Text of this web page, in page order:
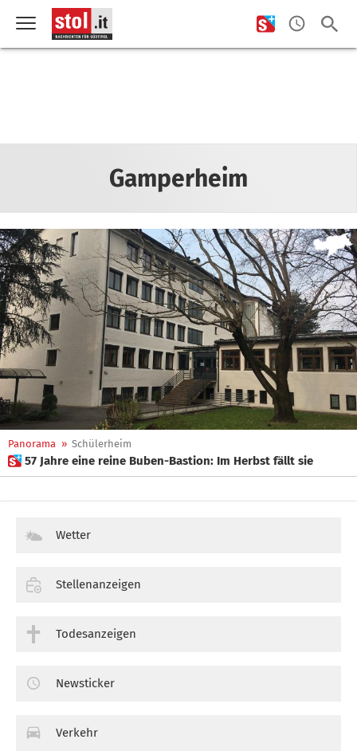
Gamperheim
Panorama » Schülerheim
 57 Jahre eine reine Buben-Bastion: Im Herbst fällt sie
Wetter
Stellenanzeigen
Todesanzeigen
Newsticker
Verkehr